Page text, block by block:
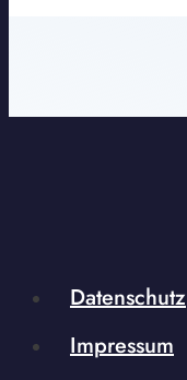
Datenschutz
Impressum